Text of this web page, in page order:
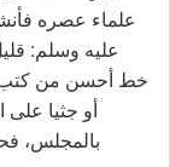
علماء عصره
عليه وسلم:
خط أحسن من كتب
أو جثيا
بالمجلس،